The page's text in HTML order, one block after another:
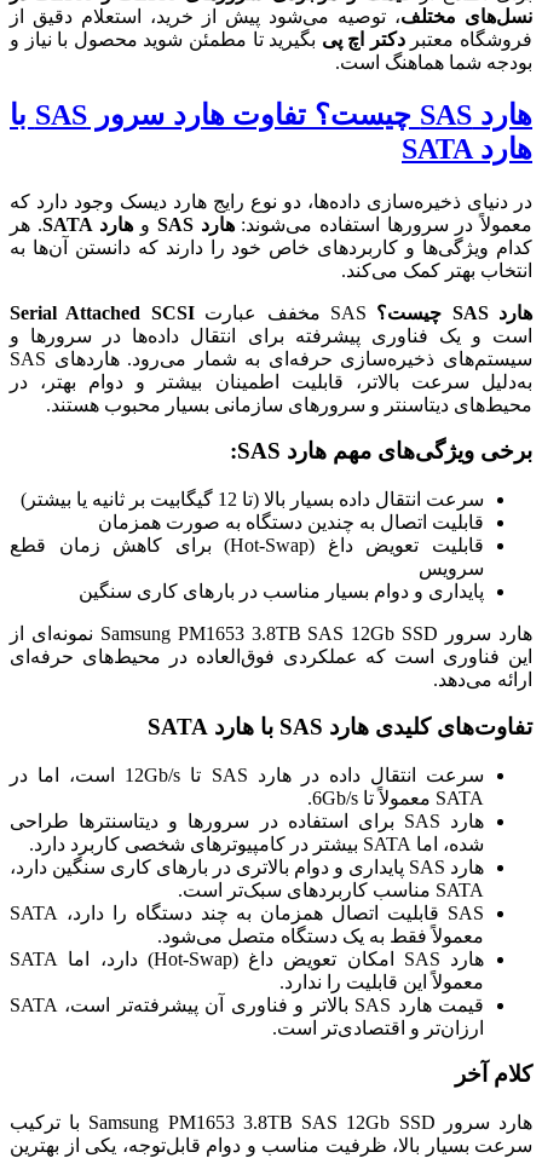
نسل‌های مختلف، توصیه می‌شود پیش از خرید، استعلام دقیق از
فروشگاه‌ معتبردکتر اچ پی بگیرید تا مطمئن شوید محصول با نیاز و
بودجه شما هماهنگ است.
هارد SAS چیست؟ تفاوت هارد سرور SAS با
هارد SATA
در دنیای ذخیره‌سازی داده‌ها، دو نوع رایج هارد دیسک وجود دارد که
معمولاً در سرورها استفاده می‌شوند:هارد SAS و هارد SATA
. هر
کدام ویژگی‌ها و کاربردهای خاص خود را دارند که دانستن آن‌ها به
انتخاب بهتر کمک می‌کند.
هارد SAS چیست؟
Serial Attached SCSI
است و یک فناوری پیشرفته برای انتقال داده‌ها در سرورها و
سیستم‌های ذخیره‌سازی حرفه‌ای به شمار می‌رود. هاردهای SAS
به‌دلیل سرعت بالاتر، قابلیت اطمینان بیشتر و دوام بهتر، در
محیط‌های دیتاسنتر و سرورهای سازمانی بسیار محبوب هستند.
برخی ویژگی‌های مهم هارد SAS:
سرعت انتقال داده بسیار بالا (تا 12 گیگابیت بر ثانیه یا بیشتر)
قابلیت اتصال به چندین دستگاه به صورت همزمان
قابلیت تعویض داغ (Hot-Swap) برای کاهش زمان قطع
سرویس
پایداری و دوام بسیار مناسب در بارهای کاری سنگین
هارد سرور Samsung PM1653 3.8TB SAS 12Gb SSD نمونه‌ای از
این فناوری است که عملکردی فوق‌العاده در محیط‌های حرفه‌ای
ارائه می‌دهد.
تفاوت‌های کلیدی هارد SAS با هارد SATA
سرعت انتقال داده در هارد SAS تا 12Gb/s است، اما در
SATA معمولاً تا 6Gb/s.
هارد SAS برای استفاده در سرورها و دیتاسنترها طراحی
شده، اما SATA بیشتر در کامپیوترهای شخصی کاربرد دارد.
هارد SAS پایداری و دوام بالاتری در بارهای کاری سنگین دارد،
SATA مناسب کاربردهای سبک‌تر است.
SAS قابلیت اتصال همزمان به چند دستگاه را دارد، SATA
معمولاً فقط به یک دستگاه متصل می‌شود.
هارد SAS امکان تعویض داغ (Hot-Swap) دارد، اما SATA
معمولاً این قابلیت را ندارد.
قیمت هارد SAS بالاتر و فناوری آن پیشرفته‌تر است، SATA
ارزان‌تر و اقتصادی‌تر است.
کلام آخر
هارد سرور Samsung PM1653 3.8TB SAS 12Gb SSD با ترکیب
سرعت بسیار بالا، ظرفیت مناسب و دوام قابل‌توجه، یکی از بهترین